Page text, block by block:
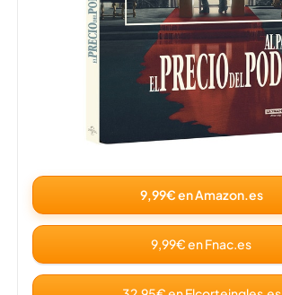
9,99€ en Amazon.es
9,99€ en Fnac.es